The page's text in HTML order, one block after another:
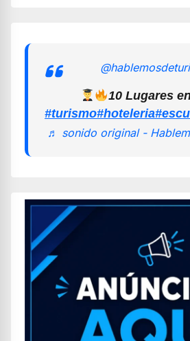
10 Lugares
#turismo#hoteleria
♬ sonido original -